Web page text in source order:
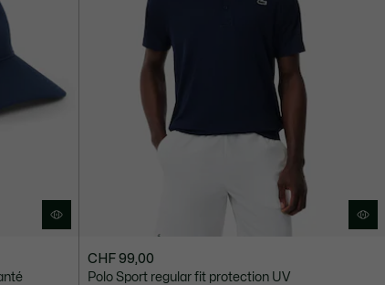
CHF 99,00
Polo Sport regular fit protection UV